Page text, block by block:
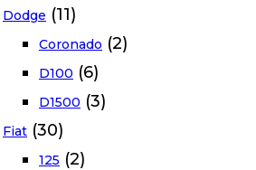
Dodge (11)
Coronado (2)
D100 (6)
D1500 (3)
Fiat (30)
125 (2)